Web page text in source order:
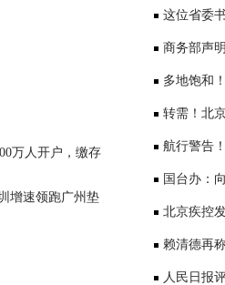
万人开户，缴存
少3000元利
这位省委
部、10位女
商务部声
会”多地饱和
序竞争仍是
转需！北
公布
航行警告
国台办：
表达深切哀
北京疾控
景要戴口罩
赖清德再
国台办回应
人民日报